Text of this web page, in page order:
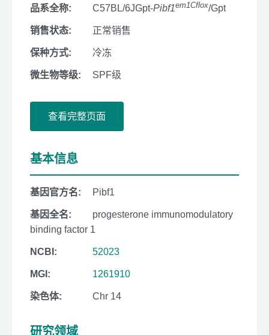
品系全称: C57BL/6JGpt-Pibf1em1Cflox/Gpt
销售状态: 正常销售
保种方式: 冷冻
微生物等级: SPF级
查看完整页面
基本信息
基因官方名: Pibf1
基因全名:
progesterone immunomodulatory
binding factor 1
NCBI: 52023
MGI: 1261910
染色体: Chr 14
研究领域